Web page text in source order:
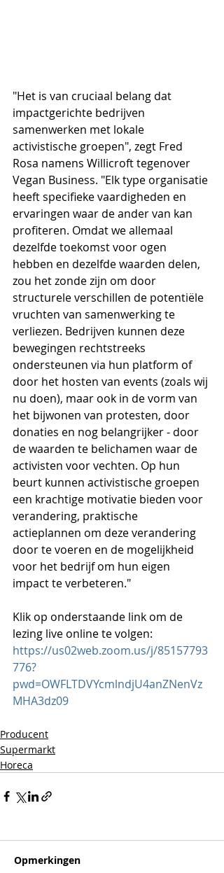
"Het is van cruciaal belang dat
impactgerichte bedrijven
samenwerken met lokale
activistische groepen", zegt Fred
Rosa namens Willicroft tegenover
Vegan Business. "Elk type organisatie
heeft specifieke vaardigheden en
ervaringen waar de ander van kan
profiteren. Omdat we allemaal
dezelfde toekomst voor ogen
hebben en dezelfde waarden delen,
zou het zonde zijn om door
structurele verschillen de potentiële
vruchten van samenwerking te
verliezen. Bedrijven kunnen deze
bewegingen rechtstreeks
ondersteunen via hun platform of
door het hosten van events (zoals wij
nu doen), maar ook in de vorm van
het bijwonen van protesten, door
donaties en nog belangrijker - door
de waarden te belichamen waar de
activisten voor vechten. Op hun
beurt kunnen activistische groepen
een krachtige motivatie bieden voor
verandering, praktische
actieplannen om deze verandering
door te voeren en de mogelijkheid
voor het bedrijf om hun eigen
impact te verbeteren."
Klik op onderstaande link om de
lezing live online te volgen:
https://us02web.zoom.us/j/85157793
776?
pwd=OWFLTDVYcmlndjU4anZNenVz
MHA3dz09
Producent
Supermarkt
Horeca
Opmerkingen